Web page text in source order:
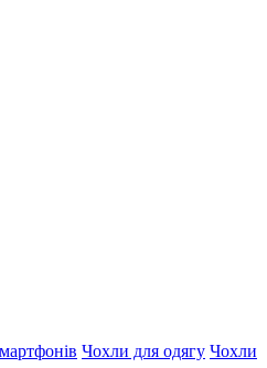
Чохли для одягу Чохли